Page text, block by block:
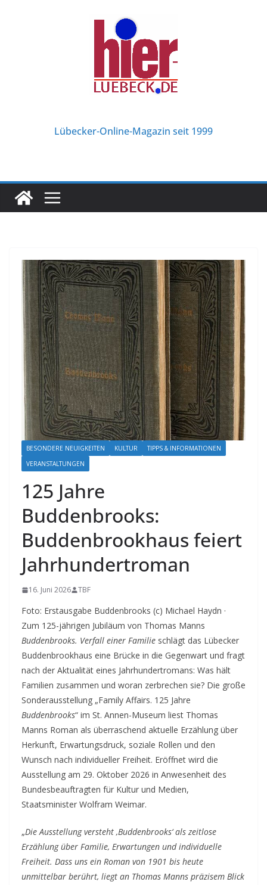
Lübecker-Online-Magazin seit 1999
BESONDERE NEUIGKEITEN KULTUR
TIPPS & INFORMATIONEN
VERANSTALTUNGEN
125 Jahre
Buddenbrooks:
Buddenbrookhaus feiert
Jahrhundertroman
16. Juni 2026 TBF
Foto: Erstausgabe Buddenbrooks (c) Michael Haydn ·
Zum 125-jährigen Jubiläum von Thomas Manns
Buddenbrooks. Verfall einer Familie schlägt das Lübecker
Buddenbrookhaus eine Brücke in die Gegenwart und fragt
nach der Aktualität eines Jahrhundertromans: Was hält
Familien zusammen und woran zerbrechen sie? Die große
Sonderausstellung „Family Affairs. 125 Jahre
Buddenbrooks“ im St. Annen-Museum liest Thomas
Manns Roman als überraschend aktuelle Erzählung über
Herkunft, Erwartungsdruck, soziale Rollen und den
Wunsch nach individueller Freiheit. Eröffnet wird die
Ausstellung am 29. Oktober 2026 in Anwesenheit des
Bundesbeauftragten für Kultur und Medien,
Staatsminister Wolfram Weimar.
„Die Ausstellung versteht ‚Buddenbrooks‘ als zeitlose
Erzählung über Familie, Erwartungen und individuelle
Freiheit. Dass uns ein Roman von 1901 bis heute
unmittelbar berührt, liegt an Thomas Manns präzisem Blick